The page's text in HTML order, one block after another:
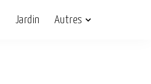
Jardin Autres